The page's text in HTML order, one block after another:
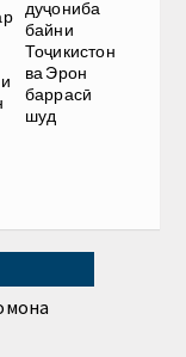
дуҷониба
байни
Тоҷикистон
ва Эрон
баррасӣ
шуд